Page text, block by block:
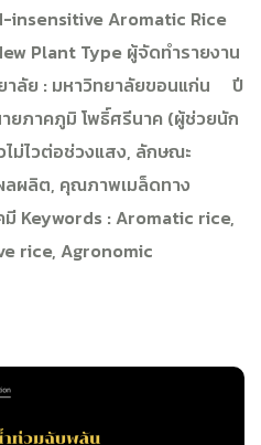
insensitive Aromatic Rice
Plant Type ผู้จัดทำรายงาน
าลัย : มหาวิทยาลัยขอนแก่น ปี
ยภาคภูมิ โพธิ์ศรีนาค (ผู้ช่วยนัก
ม่ไวต่อช่วงแสง, ลักษณะ
ลผลิต, คุณภาพเมล็ดทาง
Keywords : Aromatic rice,
rice, Agronomic